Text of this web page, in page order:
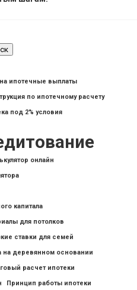
ипотечные выплаты
по ипотечному расчету
под 2% условия
онлайн
капитала
для потолков
ставки для семей
на деревянном основании
расчет ипотеки
Принцип работы ипотеки